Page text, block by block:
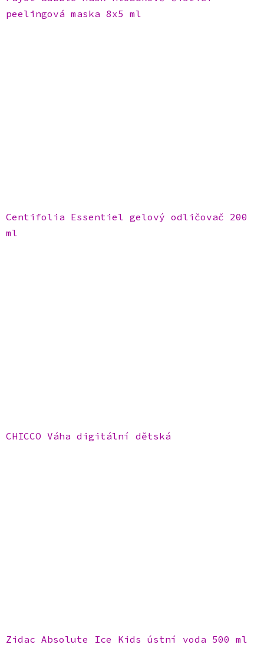
peelingová maska 8x5 ml
Centifolia Essentiel gelový odličovač 200
ml
CHICCO Váha digitální dětská
Zidac Absolute Ice Kids ústní voda 500 ml